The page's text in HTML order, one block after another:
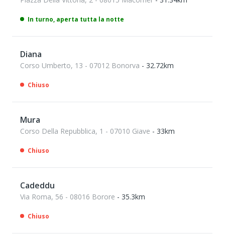
In turno, aperta tutta la notte
Diana
Corso Umberto, 13 - 07012 Bonorva - 32.72km
Chiuso
Mura
Corso Della Repubblica, 1 - 07010 Giave - 33km
Chiuso
Cadeddu
Via Roma, 56 - 08016 Borore - 35.3km
Chiuso